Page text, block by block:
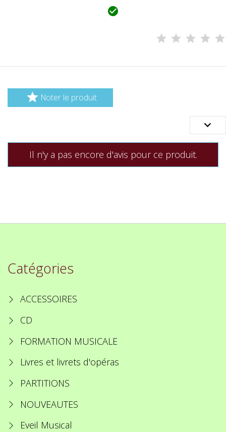

 Noter le produit

Il n'y a pas encore d'avis pour ce produit.
Catégories
ACCESSOIRES
CD
FORMATION MUSICALE
Livres et livrets d'opéras
PARTITIONS
NOUVEAUTES
Eveil Musical